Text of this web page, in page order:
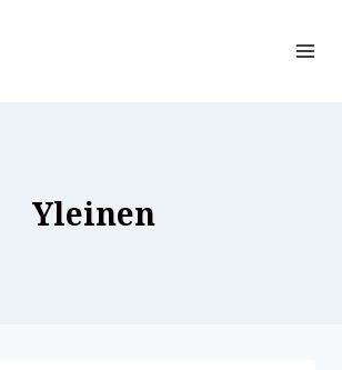
Yleinen